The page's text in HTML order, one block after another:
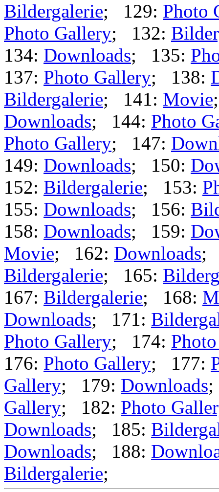
Bildergalerie; 129: Photo
Photo Gallery; 132:
134: Downloads; 135:
137: Photo Gallery; 138:
Bildergalerie; 141: Movie
Downloads; 144: Photo
Photo Gallery; 147:
149: Downloads; 150:
152: Bildergalerie; 153:
155: Downloads; 156:
158: Downloads; 159:
Movie; 162: Downloads;
Bildergalerie; 165:
167: Bildergalerie; 168:
Downloads; 171:
Photo Gallery; 174:
176: Photo Gallery; 177:
Gallery; 179: Downloads
Gallery; 182: Photo
Downloads; 185:
Downloads; 188:
Bildergalerie;